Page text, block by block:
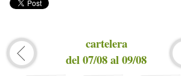
cartelera
del 07/08 al 09/08